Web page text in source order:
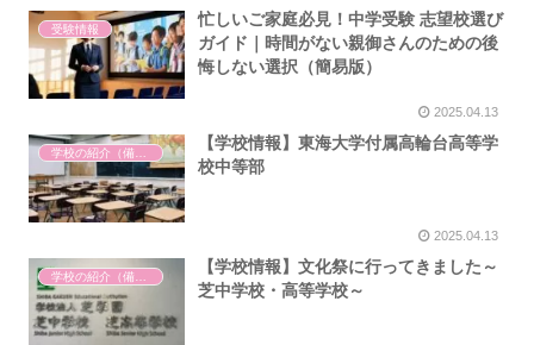
受験情報
忙しいご家庭必見！中学受験 志望校選び
ガイド｜時間がない親御さんのための後
悔しない選択（簡易版）
2025.04.13
【学校情報】東海大学付属高輪台高等学
校中等部
2025.04.13
【学校情報】文化祭に行ってきました～
芝中学校・高等学校～